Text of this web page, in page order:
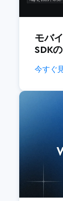
モバ
SDK
今すぐ